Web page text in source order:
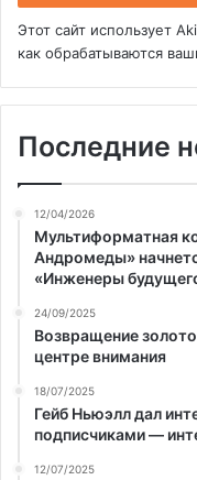
Этот сайт использует
как обрабатываются
Последние
12/04/2026
Мультиформатная
Андромеды»
«Инженеры
24/09/2025
Возвращение
центре внимания
18/07/2025
Гейб Ньюэлл дал
подписчиками —
12/07/2025